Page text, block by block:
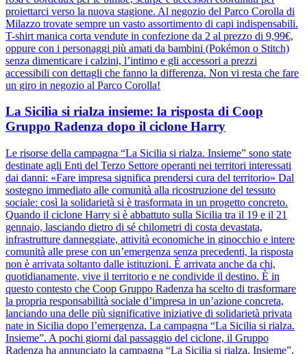
proiettarci verso la nuova stagione. Al negozio del Parco Corolla di
Milazzo trovate sempre un vasto assortimento di capi indispensabili.
T-shirt manica corta vendute in confezione da 2 al prezzo di 9,99€,
oppure con i personaggi più amati da bambini (Pokémon o Stitch)
senza dimenticare i calzini, l’intimo e gli accessori a prezzi
accessibili con dettagli che fanno la differenza. Non vi resta che fare
un giro in negozio al Parco Corolla!
La Sicilia si rialza insieme: la risposta di Coop
Gruppo Radenza dopo il ciclone Harry
Le risorse della campagna “La Sicilia si rialza. Insieme” sono state
destinate agli Enti del Terzo Settore operanti nei territori interessati
dai danni: «Fare impresa significa prendersi cura del territorio» Dal
sostegno immediato alle comunità alla ricostruzione del tessuto
sociale: così la solidarietà si è trasformata in un progetto concreto.
Quando il ciclone Harry si è abbattuto sulla Sicilia tra il 19 e il 21
gennaio, lasciando dietro di sé chilometri di costa devastata,
infrastrutture danneggiate, attività economiche in ginocchio e intere
comunità alle prese con un’emergenza senza precedenti, la risposta
non è arrivata soltanto dalle istituzioni. È arrivata anche da chi,
quotidianamente, vive il territorio e ne condivide il destino. È in
questo contesto che Coop Gruppo Radenza ha scelto di trasformare
la propria responsabilità sociale d’impresa in un’azione concreta,
lanciando una delle più significative iniziative di solidarietà privata
nate in Sicilia dopo l’emergenza. La campagna “La Sicilia si rialza.
Insieme”. A pochi giorni dal passaggio del ciclone, il Gruppo
Radenza ha annunciato la campagna “La Sicilia si rialza. Insieme”,